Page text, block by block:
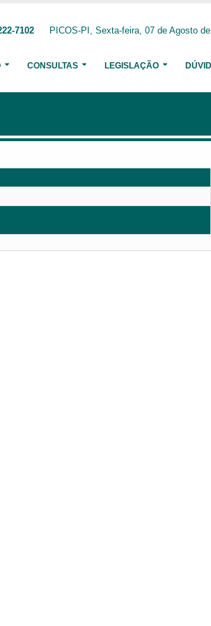
7102 PICOS-PI, Sexta-feira, 07 de Agosto
CONSULTAS LEGISLAÇÃO